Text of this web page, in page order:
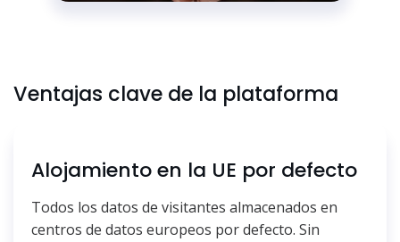
Ventajas clave de la plataforma
Alojamiento en la UE por defecto
Todos los datos de visitantes almacenados en
centros de datos europeos por defecto. Sin